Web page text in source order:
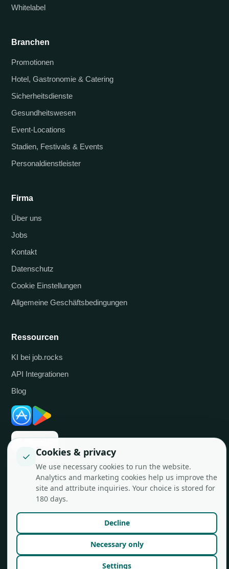
Whitelabel
Branchen
Promotionen
Hotel, Gastronomie & Catering
Sicherheitsdienste
Gesundheitswesen
Event-Locations
Stadien, Festivals & Events
Personaldienstleister
Firma
Über uns
Jobs
Kontakt
Datenschutz
Cookie Einstellungen
Allgemeine Geschäftsbedingungen
Ressourcen
KI bei job.rocks
API Integrationen
Blog
✓ Cookies & privacy
We use necessary cookies to run the website.
Analytics and marketing cookies help us improve the
site and attribute inquiries. Your choice is stored for
180 days.
Decline
Necessary only
Settings